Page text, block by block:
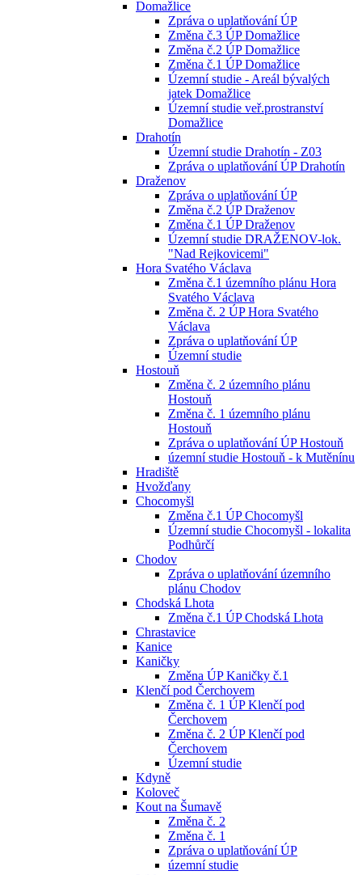
Domažlice
Zpráva o uplatňování ÚP
Změna č.3 ÚP Domažlice
Změna č.2 ÚP Domažlice
Změna č.1 ÚP Domažlice
Územní studie - Areál bývalých
jatek Domažlice
Územní studie veř.prostranství
Domažlice
Drahotín
Územní studie Drahotín - Z03
Zpráva o uplatňování ÚP Drahotín
Draženov
Zpráva o uplatňování ÚP
Změna č.2 ÚP Draženov
Změna č.1 ÚP Draženov
Územní studie DRAŽENOV-lok.
"Nad Rejkovicemi"
Hora Svatého Václava
Změna č.1 územního plánu Hora
Svatého Václava
Změna č. 2 ÚP Hora Svatého
Václava
Zpráva o uplatňování ÚP
Územní studie
Hostouň
Změna č. 2 územního plánu
Hostouň
Změna č. 1 územního plánu
Hostouň
Zpráva o uplatňování ÚP Hostouň
územní studie Hostouň - k Mutěnínu
Hradiště
Hvožďany
Chocomyšl
Změna č.1 ÚP Chocomyšl
Územní studie Chocomyšl - lokalita
Podhůrčí
Chodov
Zpráva o uplatňování územního
plánu Chodov
Chodská Lhota
Změna č.1 ÚP Chodská Lhota
Chrastavice
Kanice
Kaničky
Změna ÚP Kaničky č.1
Klenčí pod Čerchovem
Změna č. 1 ÚP Klenčí pod
Čerchovem
Změna č. 2 ÚP Klenčí pod
Čerchovem
Územní studie
Kdyně
Koloveč
Kout na Šumavě
Změna č. 2
Změna č. 1
Zpráva o uplatňování ÚP
územní studie